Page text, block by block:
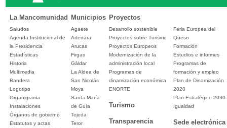
La Mancomunidad Municipios Proyectos
Saludos
Agenda Institucional de
la Presidencia
Estadísticas
Historia
Multimedia
Bandera
Logotipo
Organigrama
Instalaciones
Órganos de gobierno
Estatutos y actas
Agaete
Artenara
Arucas
Firgas
Gáldar
La Aldea de
San Nicolás
Moya
Santa María
de Guía
Tejeda
Teror
Desarrollo sostenible
Proyectos sobre Turismo
Proyectos Europeos
Modernización de la
administración local
Programas de
dinamización económica
ENORTE
Turismo
Transparencia
Feria Europea del
Queso
Formación
Estudios e informes
Programas de
formación y empleo
Plan de Dinamización
2020
Plan Estratégico 2030
Igualdad
Sede electrónica